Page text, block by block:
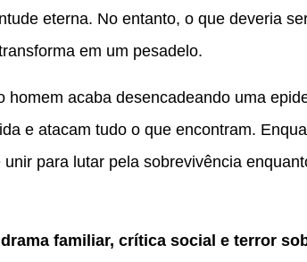
eterna. No entanto, o que deveria
em um pesadelo.
homem acaba desencadeando uma
e atacam tudo o que encontram.
para lutar pela sobrevivência
drama familiar, crítica social e terror